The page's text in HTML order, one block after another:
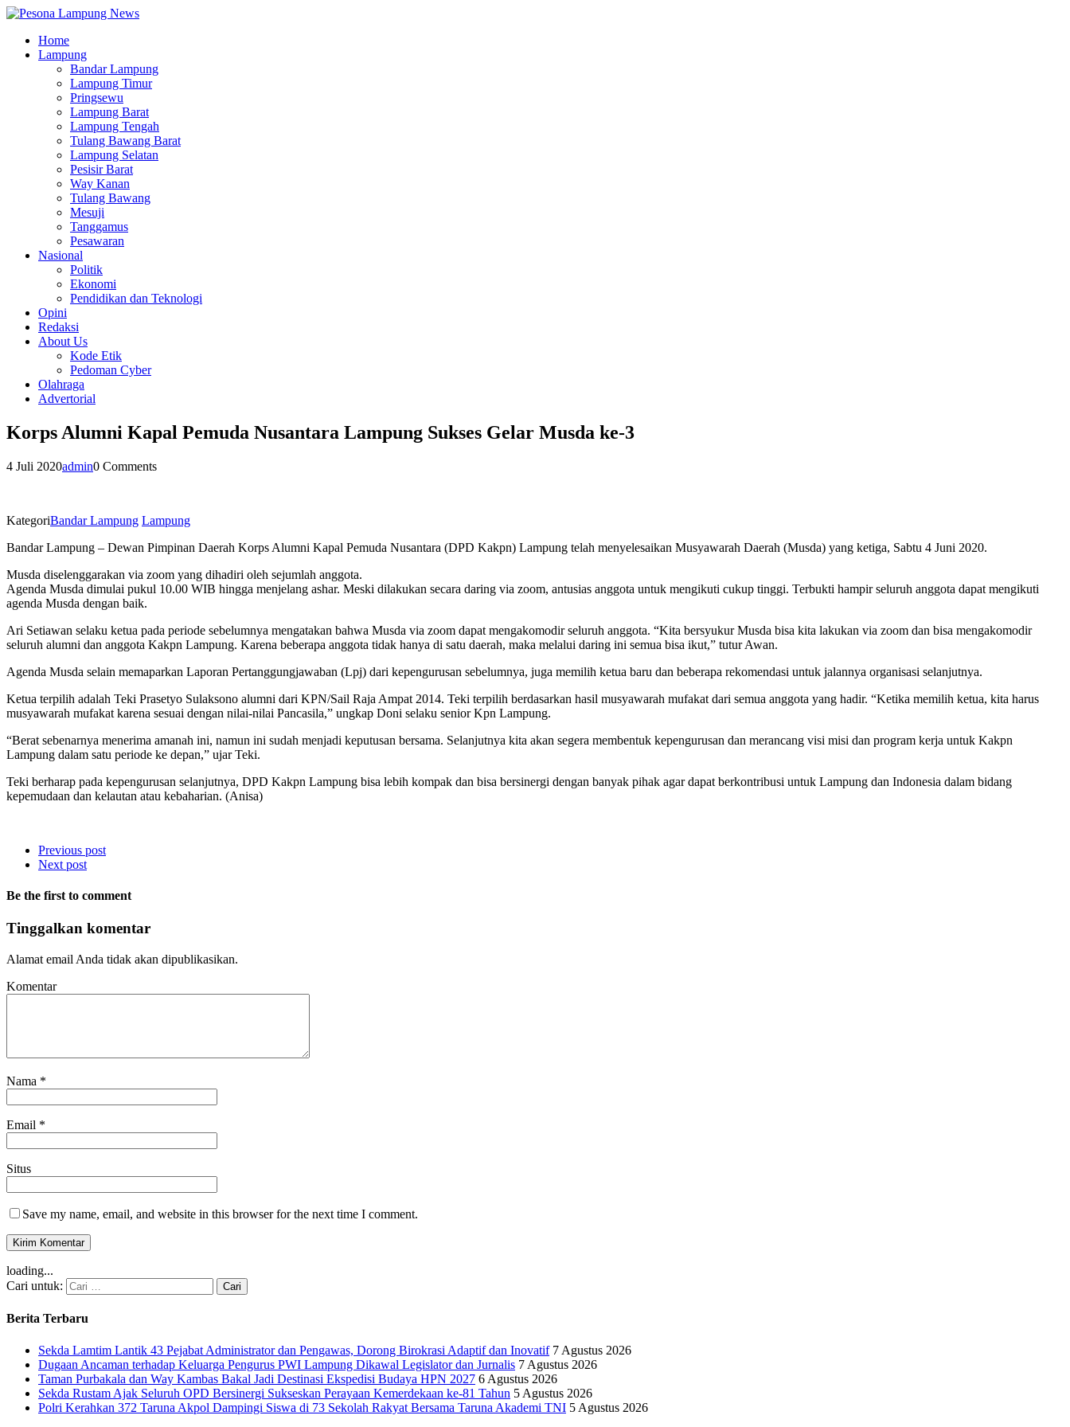
Home
Lampung
Bandar Lampung
Lampung Timur
Pringsewu
Lampung Barat
Lampung Tengah
Tulang Bawang Barat
Lampung Selatan
Pesisir Barat
Way Kanan
Tulang Bawang
Mesuji
Tanggamus
Pesawaran
Nasional
Politik
Ekonomi
Pendidikan dan Teknologi
Opini
Redaksi
About Us
Kode Etik
Pedoman Cyber
Olahraga
Advertorial
Korps Alumni Kapal Pemuda Nusantara Lampung Sukses Gelar Musda ke-3
4 Juli 2020admin0 Comments
KategoriBandar Lampung Lampung
Bandar Lampung – Dewan Pimpinan Daerah Korps Alumni Kapal Pemuda Nusantara (DPD Kakpn) Lampung telah menyelesaikan Musyawarah Daerah (Musda) yang ketiga, Sabtu 4 Juni 2020.
Musda diselenggarakan via zoom yang dihadiri oleh sejumlah anggota.
Agenda Musda dimulai pukul 10.00 WIB hingga menjelang ashar. Meski dilakukan secara daring via zoom, antusias anggota untuk mengikuti cukup tinggi. Terbukti hampir seluruh anggota dapat mengikuti
agenda Musda dengan baik.
Ari Setiawan selaku ketua pada periode sebelumnya mengatakan bahwa Musda via zoom dapat mengakomodir seluruh anggota. “Kita bersyukur Musda bisa kita lakukan via zoom dan bisa mengakomodir
seluruh alumni dan anggota Kakpn Lampung. Karena beberapa anggota tidak hanya di satu daerah, maka melalui daring ini semua bisa ikut,” tutur Awan.
Agenda Musda selain memaparkan Laporan Pertanggungjawaban (Lpj) dari kepengurusan sebelumnya, juga memilih ketua baru dan beberapa rekomendasi untuk jalannya organisasi selanjutnya.
Ketua terpilih adalah Teki Prasetyo Sulaksono alumni dari KPN/Sail Raja Ampat 2014. Teki terpilih berdasarkan hasil musyawarah mufakat dari semua anggota yang hadir. “Ketika memilih ketua, kita harus
musyawarah mufakat karena sesuai dengan nilai-nilai Pancasila,” ungkap Doni selaku senior Kpn Lampung.
“Berat sebenarnya menerima amanah ini, namun ini sudah menjadi keputusan bersama. Selanjutnya kita akan segera membentuk kepengurusan dan merancang visi misi dan program kerja untuk Kakpn
Lampung dalam satu periode ke depan,” ujar Teki.
Teki berharap pada kepengurusan selanjutnya, DPD Kakpn Lampung bisa lebih kompak dan bisa bersinergi dengan banyak pihak agar dapat berkontribusi untuk Lampung dan Indonesia dalam bidang
kepemudaan dan kelautan atau kebaharian. (Anisa)
Previous post
Next post
Be the first to comment
Tinggalkan komentar
Alamat email Anda tidak akan dipublikasikan.
Komentar
Nama *
Email *
Situs
Save my name, email, and website in this browser for the next time I comment.
loading...
Cari untuk:
Berita Terbaru
Sekda Lamtim Lantik 43 Pejabat Administrator dan Pengawas, Dorong Birokrasi Adaptif dan Inovatif 7 Agustus 2026
Dugaan Ancaman terhadap Keluarga Pengurus PWI Lampung Dikawal Legislator dan Jurnalis 7 Agustus 2026
Taman Purbakala dan Way Kambas Bakal Jadi Destinasi Ekspedisi Budaya HPN 2027 6 Agustus 2026
Sekda Rustam Ajak Seluruh OPD Bersinergi Sukseskan Perayaan Kemerdekaan ke-81 Tahun 5 Agustus 2026
Polri Kerahkan 372 Taruna Akpol Dampingi Siswa di 73 Sekolah Rakyat Bersama Taruna Akademi TNI 5 Agustus 2026